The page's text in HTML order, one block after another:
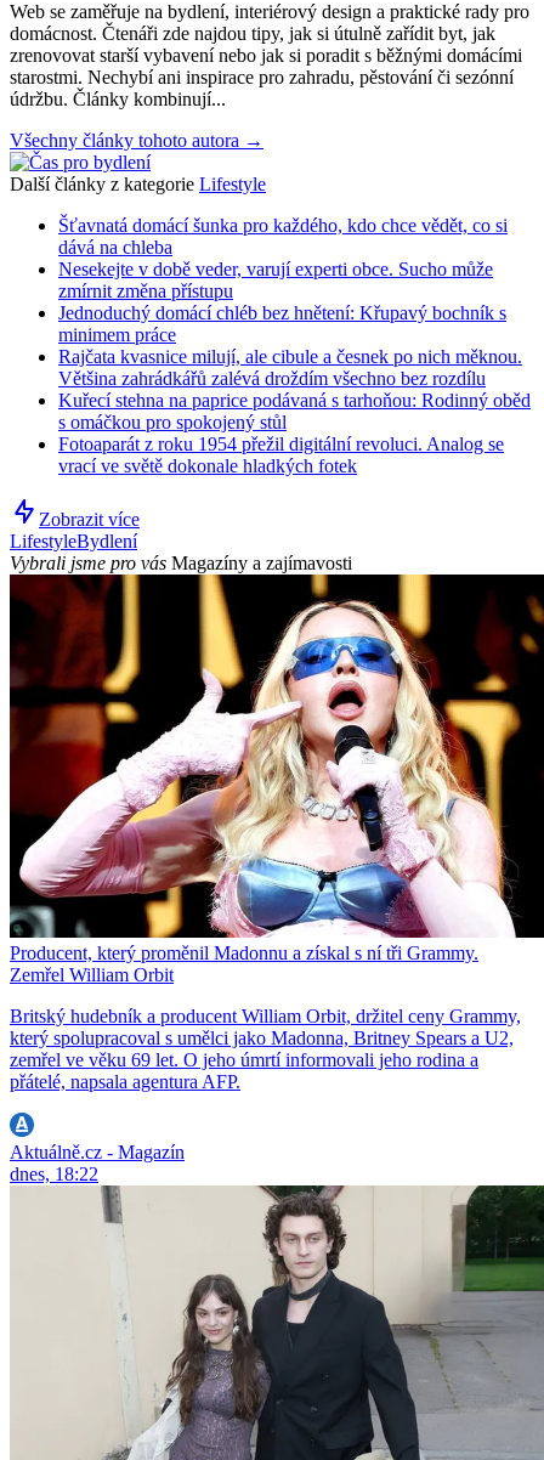
Web se zaměřuje na bydlení, interiérový design a praktické rady pro
domácnost. Čtenáři zde najdou tipy, jak si útulně zařídit byt, jak
zrenovovat starší vybavení nebo jak si poradit s běžnými domácími
starostmi. Nechybí ani inspirace pro zahradu, pěstování či sezónní
údržbu. Články kombinují...
Všechny články tohoto autora →
Další články z kategorie Lifestyle
Šťavnatá domácí šunka pro každého, kdo chce vědět, co si
dává na chleba
Nesekejte v době veder, varují experti obce. Sucho může
zmírnit změna přístupu
Jednoduchý domácí chléb bez hnětení: Křupavý bochník s
minimem práce
Rajčata kvasnice milují, ale cibule a česnek po nich měknou.
Většina zahrádkářů zalévá droždím všechno bez rozdílu
Kuřecí stehna na paprice podávaná s tarhoňou: Rodinný oběd
s omáčkou pro spokojený stůl
Fotoaparát z roku 1954 přežil digitální revoluci. Analog se
vrací ve světě dokonale hladkých fotek
Zobrazit více
LifestyleBydlení
Vybrali jsme pro vás Magazíny a zajímavosti
Producent, který proměnil Madonnu a získal s ní tři Grammy.
Zemřel William Orbit
Britský hudebník a producent William Orbit, držitel ceny Grammy,
který spolupracoval s umělci jako Madonna, Britney Spears a U2,
zemřel ve věku 69 let. O jeho úmrtí informovali jeho rodina a
přátelé, napsala agentura AFP.
Aktuálně.cz - Magazín
dnes, 18:22